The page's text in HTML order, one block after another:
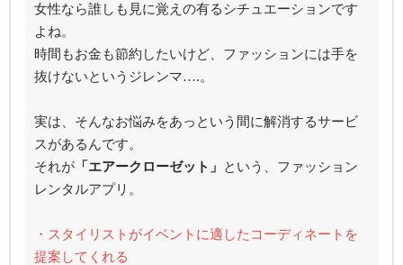
女性なら誰しも見に覚えの有るシチュエーションです
よね。
時間もお金も節約したいけど、ファッションには手を
抜けないというジレンマ….。
実は、そんなお悩みをあっという間に解消するサービ
スがあるんです。
それが 「エアークローゼット」
という、ファッション
レンタルアプリ。
・スタイリストがイベントに適したコーディネートを
提案してくれる